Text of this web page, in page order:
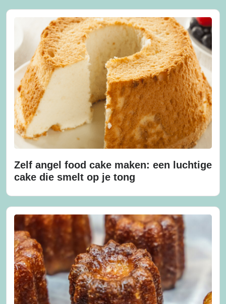
Zelf angel food cake maken: een luchtige
cake die smelt op je tong